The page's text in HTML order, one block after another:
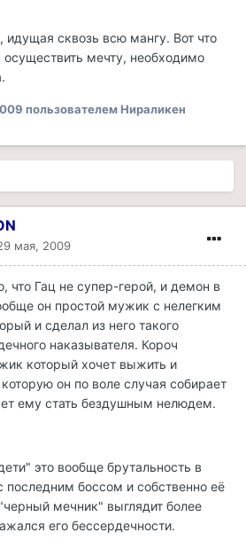
сквозь всю мангу. Вот что
мечту, необходимо
пользователем Нираликен
мая, 2009
что Гац не супер-герой, и демон в
он простой мужик с нелегким
и сделал из него такого
наказывателя. Короч
который хочет выжить и
он по воле случая собирает
ему стать бездушным нелюдем.
это вообще брутальность в
последним боссом и собственно её
мечник" выглядит более
его бессердечности.